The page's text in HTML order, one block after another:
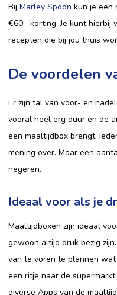
Bij Marley Spoon kun je een
€60,- korting. Je kunt hierbij
recepten die bij jou thuis
De voordelen
Er zijn tal van voor- en
vooral heel erg duur en de
een maaltijdbox brengt.
mening over. Maar een
negeren.
Ideaal voor als je
Maaltijdboxen zijn ideaal
gewoon altijd druk bezig
van te voren te plannen
een ritje naar de
diverse Apps van de